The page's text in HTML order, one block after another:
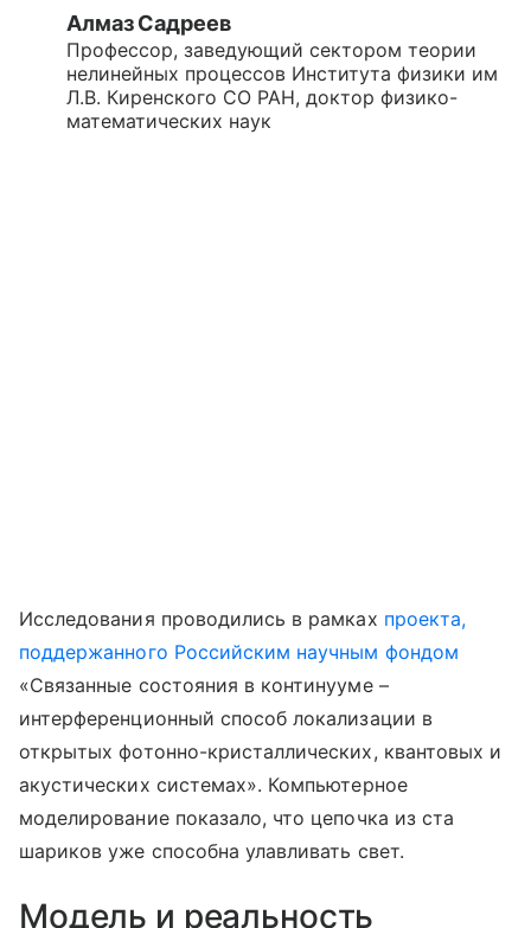
Алмаз Садреев
Профессор, заведующий сектором теории
нелинейных процессов Института физики им
Л.В. Киренского СО РАН, доктор физико-
математических наук
Исследования проводились в рамках проекта,
поддержанного Российским научным фондом
«Связанные состояния в континууме –
интерференционный способ локализации в
открытых фотонно-кристаллических, квантовых и
акустических системах». Компьютерное
моделирование показало, что цепочка из ста
шариков уже способна улавливать свет.
Модель и реальность